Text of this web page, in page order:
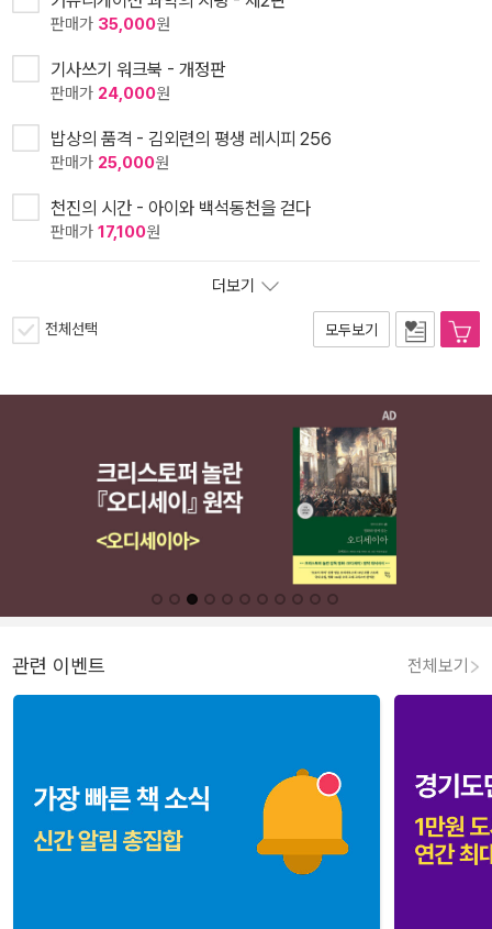
판매가 35,000원
기사쓰기 워크북 - 개정판
판매가 24,000원
밥상의 품격 - 김외련의 평생 레시피 256
판매가 25,000원
천진의 시간 - 아이와 백석동천을 걷다
판매가 17,100원
더보기
전체선택 모두보기
관련 이벤트 전체보기